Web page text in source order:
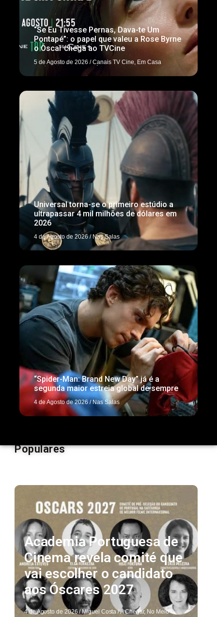
“Se Eu Tivesse Pernas, Dava-te Um
Pontapé”: o papel que valeu a Rose Byrne
o Óscar chega ao TVCine
5 de Agosto de 2026 / Canais TV Cine Em Casa
Universal torna-se o primeiro estúdio a
ultrapassar 4 mil milhões de dólares em
2026
4 de Agosto de 2026 / Nas Salas
“Spider-Man: Brand New Day” já é a
segunda maior estreia global de sempre
4 de Agosto de 2026 / Nas Salas
Populares
Academia Portuguesa de
Cinema revela comité que
vai escolher o candidato
aos Óscares 2027
4 de Agosto de 2026 / Miguel Costa /A Chegar, No Meio